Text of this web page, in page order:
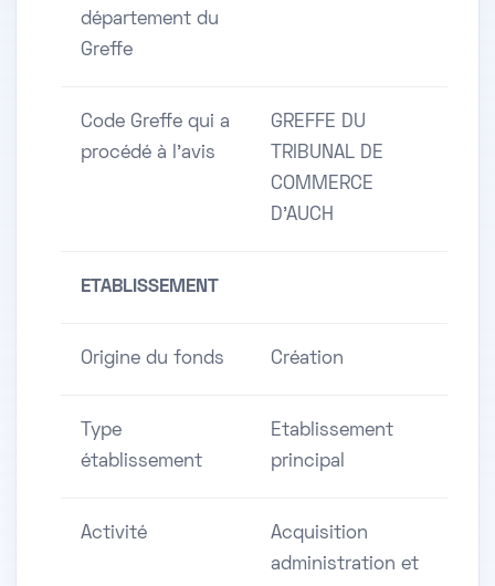
département du
Greffe
Code Greffe qui a
procédé à l'avis
GREFFE DU
TRIBUNAL DE
COMMERCE
D'AUCH
ETABLISSEMENT
Origine du fonds Création
Type
établissement
Etablissement
principal
Activité
Acquisition
administration et